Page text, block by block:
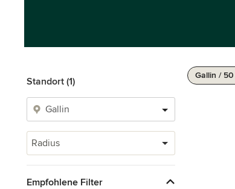
Standort (1)
Radius
Empfohlene Filter
Gallin /